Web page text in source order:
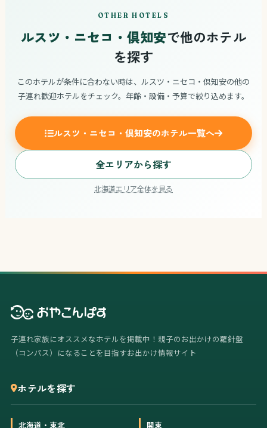
OTHER HOTELS
ルスツ・ニセコ・倶知安で他のホテル
を探す
このホテルが条件に合わない時は、ルスツ・ニセコ・倶知安の他の
子連れ歓迎ホテルをチェック。年齢・設備・予算で絞り込めます。
ルスツ・ニセコ・倶知安のホテル一覧へ
全エリアから探す
北海道エリア全体を見る
子連れ家族にオススメなホテルを掲載中！親子のお出かけの羅針盤
（コンパス）になることを目指すお出かけ情報サイト
ホテルを探す
北海道・東北 関東